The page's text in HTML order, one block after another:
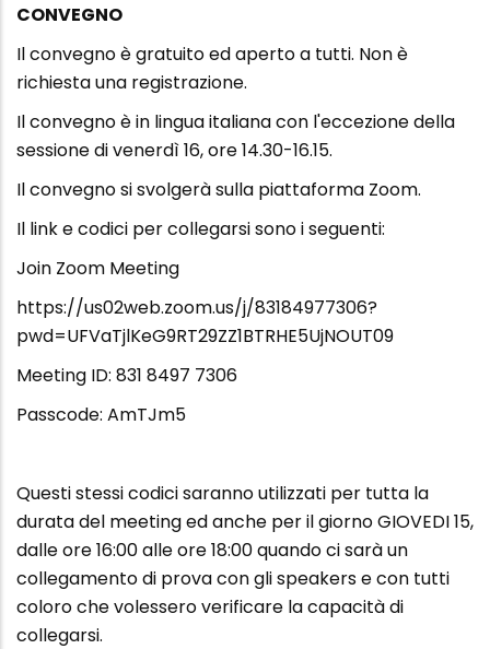
CONVEGNO
Il convegno è gratuito ed aperto a tutti. Non è
richiesta una registrazione.
Il convegno è in lingua italiana con l'eccezione della
sessione di venerdì 16, ore 14.30-16.15.
Il convegno si svolgerà sulla piattaforma Zoom.
Il link e codici per collegarsi sono i seguenti:
Join Zoom Meeting
https://us02web.zoom.us/j/83184977306?
pwd=UFVaTjlKeG9RT29ZZ1BTRHE5UjNOUT09
Meeting ID: 831 8497 7306
Passcode: AmTJm5
Questi stessi codici saranno utilizzati per tutta la
durata del meeting ed anche per il giorno GIOVEDI 15,
dalle ore 16:00 alle ore 18:00 quando ci sarà un
collegamento di prova con gli speakers e con tutti
coloro che volessero verificare la capacità di
collegarsi.